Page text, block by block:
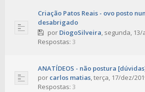
Criação Patos Reais - ovo posto
desabrigado
por DiogoSilveira, segunda, 13/
Respostas: 3
ANATÍDEOS - não postura
por carlos matias,terça, 17/dez/
Respostas: 3